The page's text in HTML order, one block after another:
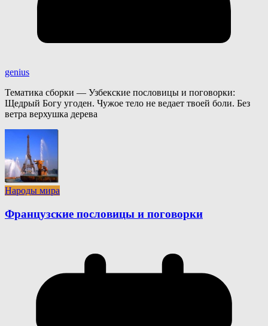
genius
Тематика сборки — Узбекские пословицы и поговорки:
Щедрый Богу угоден. Чужое тело не ведает твоей боли. Без
ветра верхушка дерева
Народы мира
Французские пословицы и поговорки